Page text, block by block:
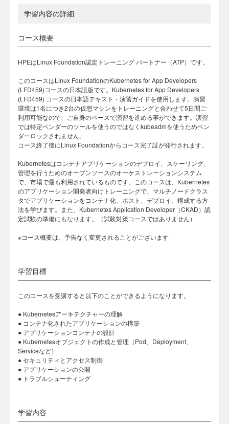
学習内容の詳細
コース概要
HPEはLinux Foundation認定トレーニング パートナー（ATP）です。
このコースはLinux FoundationのKubernetes for App Developers
(LFD459)コースの日本語版です。Kubernetes for App Developers
(LFD459) コースの日本語テキスト・演習ガイドを使用します。演習
環境は1名につき2台の仮想マシンをトレーニングと合わせて5日間ご
利用可能なので、ご自身のペースで演習を進める事ができます。演習
では特定ベンダーのツールを使うのではなくkubeadmを使うためベン
ダーロックされません。
コース終了後にLinux Foundationからコース完了証が発行されます。
Kubernetesはコンテナアプリケーションのデプロイ、スケーリング、
管理を行うためのオープンソースのオーケストレーションシステム
で、市場で最も利用されているものです。このコースは、Kubernetes
のアプリケーション開発者向けトレーニングで、マルチノードクラス
タでアプリケーションをコンテナ化、ホスト、デプロイ、構成する方
法を学びます。また、Kubernetes Application Developer（CKAD）認
定試験の準備にもなります。（試験対策コースではありません）
※コース概要は、予告なく変更されることがございます
学習目標
このコースを受講すると以下のことができるようになります。
● Kubernetesアーキテクチャーの理解
● コンテナ化されたアプリケーションの構築
● アプリケーションコンテナの設計
● Kubernetesオブジェクトの作成と管理（Pod、Deployment、
Serviceなど）
● セキュリティとアクセス制御
● アプリケーションの公開
● トラブルシューティング
学習内容